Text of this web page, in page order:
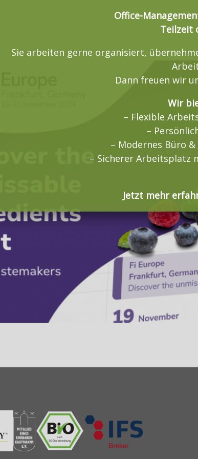
Office-
Teilzeit
Sie arbeiten gerne organisiert,
Dann freuen wir
Wir
– Flexible
–
– Modernes Büro
– Sicherer Arbeitsplatz
Jetzt mehr